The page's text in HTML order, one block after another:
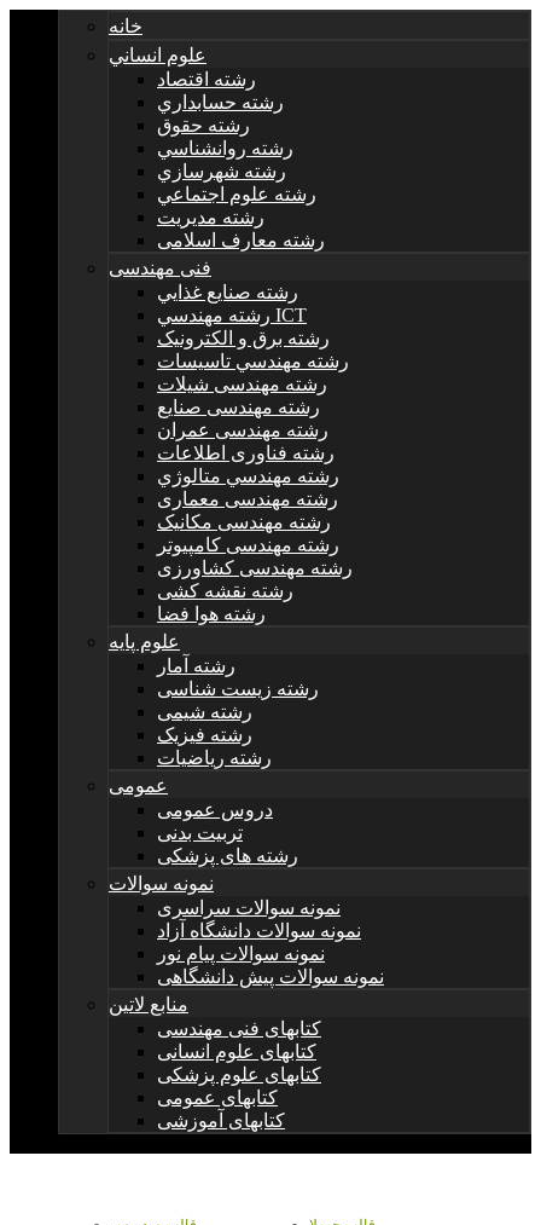
خانه
علوم انساني
رشته اقتصاد
رشته حسابداري
رشته حقوق
رشته روانشناسي
رشته شهرسازي
رشته علوم اجتماعي
رشته مديريت
رشته معارف اسلامی
فنی مهندسی
رشته صنايع غذايي
رشته مهندسي ICT
رشته برق و الکترونيک
رشته مهندسي تاسيسات
رشته مهندسی شیلات
رشته مهندسی صنایع
رشته مهندسی عمران
رشته فناوری اطلاعات
رشته مهندسي متالوژي
رشته مهندسی معماری
رشته مهندسی مکانیک
رشته مهندسی کامپیوتر
رشته مهندسی کشاورزی
رشته نقشه کشی
رشته هوا فضا
علوم پایه
رشته آمار
رشته زیست شناسی
رشته شیمی
رشته فیزیک
رشته ریاضیات
عمومی
دروس عمومی
تربیت بدنی
رشته های پزشکی
نمونه سوالات
نمونه سوالات سراسری
نمونه سوالات دانشگاه آزاد
نمونه سوالات پیام نور
نمونه سوالات پیش دانشگاهی
منابع لاتین
کتابهای فنی مهندسی
کتابهای علوم انسانی
کتابهای علوم پزشکی
کتابهای عمومی
کتابهای آموزشی